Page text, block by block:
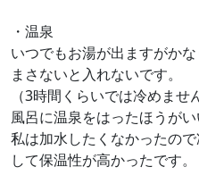
・温泉
いつでもお湯が出ますがか
まさないと入れないです。
（3時間くらいでは冷めま
風呂に温泉をはったほうがい
私は加水したくなかったの
して保温性が高かったです。